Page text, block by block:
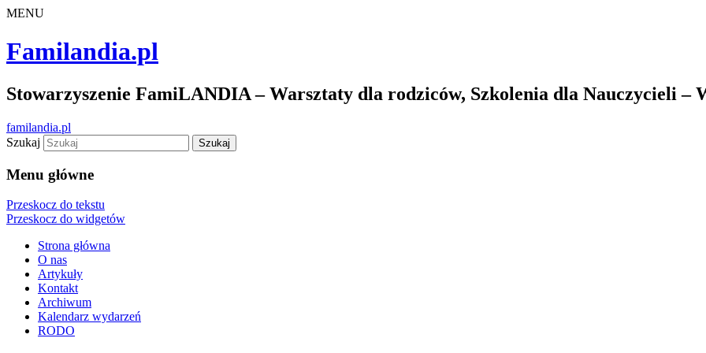
MENU
Familandia.pl
Stowarzyszenie FamiLANDIA – Warsztaty dla rodziców, Szkolenia dla Nauczycieli –
familandia.pl
Szukaj
Menu główne
Przeskocz do tekstu
Przeskocz do widgetów
Strona główna
O nas
Artykuły
Kontakt
Archiwum
Kalendarz wydarzeń
RODO